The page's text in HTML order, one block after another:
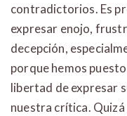
contradictorios. Es
expresar enojo,
decepción,
porque hemos
libertad de expresar
nuestra crítica.